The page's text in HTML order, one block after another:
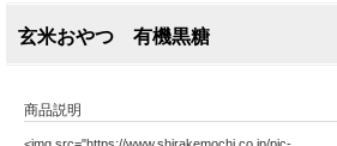
玄米おやつ 有機黒糖
商品説明